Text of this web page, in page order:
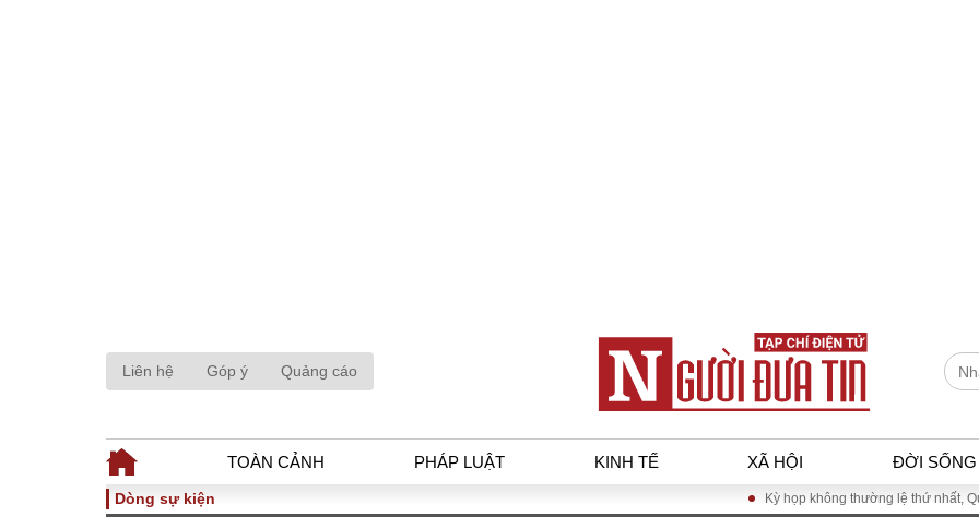
Liên hệ Góp ý Quảng cáo
TOÀN CẢNH PHÁP LUẬT KINH TẾ XÃ HỘI ĐỜI SỐNG
Dòng sự kiện Kỳ họp không thường lệ thứ nhất, Quốc hội khóa